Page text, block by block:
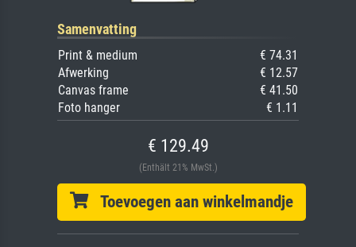
Samenvatting
Print & medium
€ 74.31
Afwerking
€ 12.57
Canvas frame
€ 41.50
Foto hanger
€ 1.11
€ 129.49
(Enthält 21% MwSt.)
Toevoegen aan winkelmandje